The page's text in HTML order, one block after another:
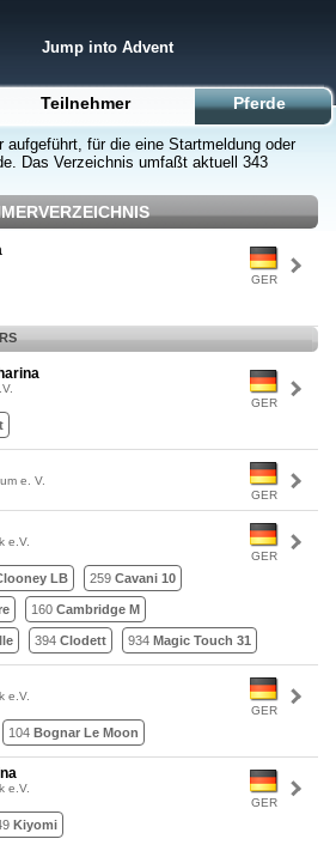
Jump into Advent
Teilnehmer Pferde
aufgeführt, für die eine Startmeldung oder
Das Verzeichnis umfaßt aktuell 343
GER
GER
GER
e. V.
GER
e.V.
LB 259 Cavani 10
160 Cambridge M
394 Clodett 934 Magic Touch 31
GER
e.V.
104 Bognar Le Moon
GER
e.V.
Kiyomi